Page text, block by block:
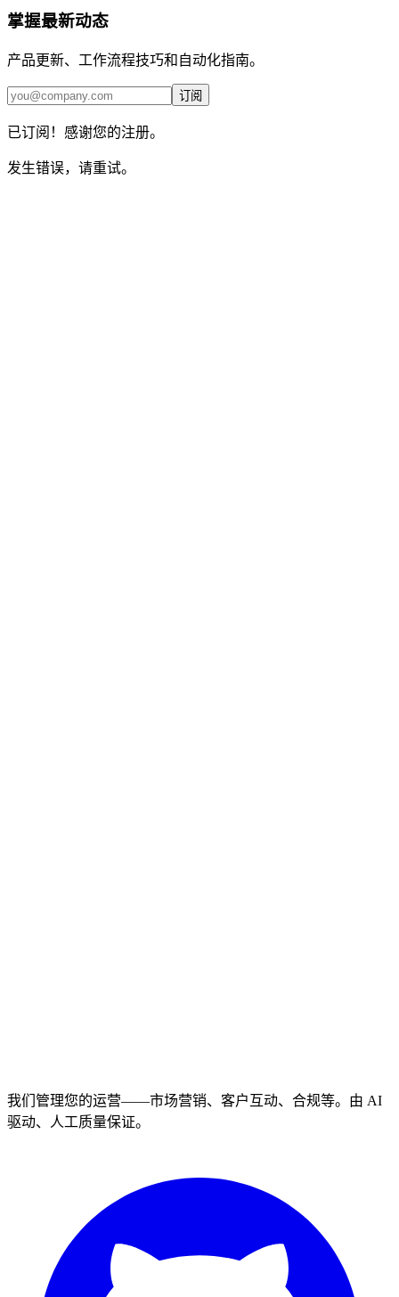
掌握最新动态
产品更新、工作流程技巧和自动化指南。
订阅
已订阅！感谢您的注册。
发生错误，请重试。
我们管理您的运营——市场营销、客户互动、合规等。由 AI
驱动、人工质量保证。